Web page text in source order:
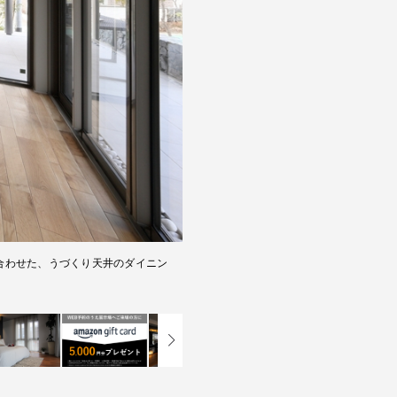
せた、うづくり天井のダイニン